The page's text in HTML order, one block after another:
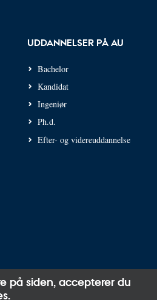
UDDANNELSER PÅ AU
Bachelor
Kandidat
Ingeniør
Ph.d.
Efter- og videreuddannelse
på siden, accepterer du
.